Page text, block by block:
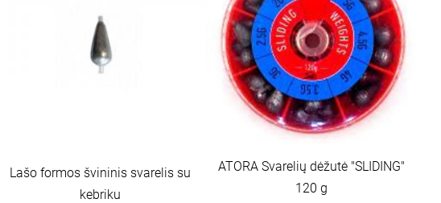
Lašo formos švininis svarelis su
kebriku
ATORA Svarelių dėžutė "SLIDING"
120 g